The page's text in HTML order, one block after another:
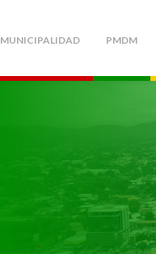
MUNICIPALIDAD PMDM